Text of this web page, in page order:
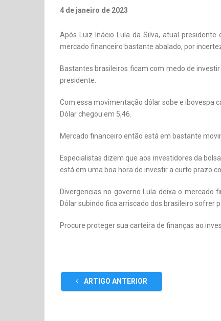
4 de janeiro de 2023
Após Luiz Inácio Lula da Silva, atual
mercado financeiro bastante abalado, por
Bastantes brasileiros ficam com medo de
presidente.
Com essa movimentação dólar sobe e ibovespa
Dólar chegou em 5,46.
Mercado financeiro então está em bastante
Especialistas dizem que aos investidores da
está em uma boa hora de investir a curto prazo
Divergencias no governo Lula deixa o
Dólar subindo fica arriscado dos brasileiro sofrer
Procure proteger sua carteira de finanças ao
ARTIGO ANTERIOR